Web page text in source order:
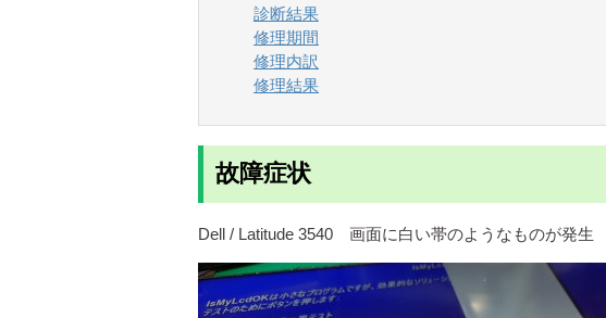
診断結果
修理期間
修理内訳
修理結果
故障症状
Dell / Latitude 3540 画面に白い帯のようなものが発生